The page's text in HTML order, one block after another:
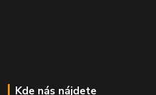
Kde nás nájdete